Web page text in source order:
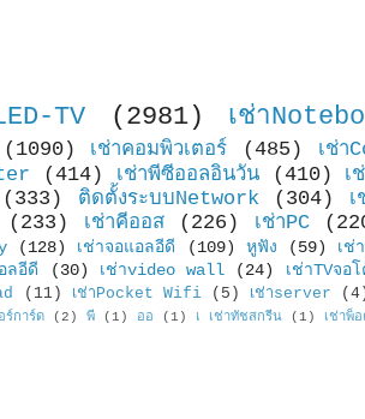
TV (2981) เช่า
(1090) เช่าคอมพิวเตอร์ (485) เช่า
(414) เช่าพีซีออลอินวัน (410) เ
(333) ติดตั้งระบบNetwork (304)
(233) เช่าคีออส (226) เช่าPC
(128) เช่าจอแอลอีดี (109) หูฟัง (59) เช่
ลอีดี (30) เช่าvideo wall (24) เช่าTVจอโ
(11) เช่าPocket Wifi (5) เช่าserver
ร์การ์ด (2) พี (1) ออ (1) เ เช่าทัชสกรีน (1) เช่าพ็